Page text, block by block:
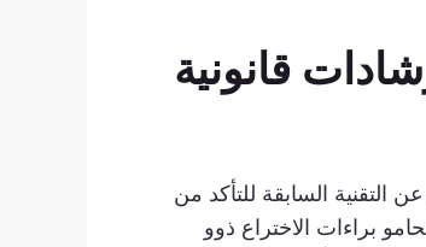
قانونية
التقنية السابقة للتأكد من
براءات الاختراع ذوو